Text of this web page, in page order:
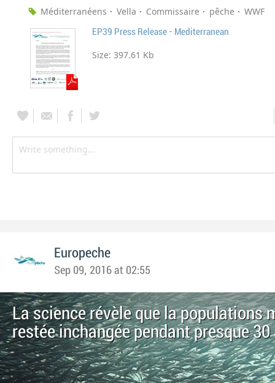
Méditerranéens
Vella Commissaire pêche WWF
EP39 Press Release - Mediterranean
Size: 397.61 Kb
Europeche
Sep 09, 2016 at 02:55
La science révèle que la populations
restée inchangée pendant presque 30